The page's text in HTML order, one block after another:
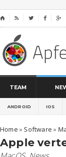
⌂    
TEAM
ANDROID IOS
Home » Software »
Apple